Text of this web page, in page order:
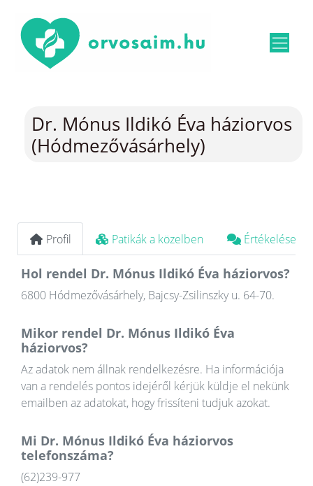
Dr. Mónus Ildikó Éva háziorvos
(Hódmezővásárhely)
Profil Patikák a közelben Értékelések
Hol rendel Dr. Mónus Ildikó Éva háziorvos?
6800 Hódmezővásárhely, Bajcsy-Zsilinszky u. 64-70.
Mikor rendel Dr. Mónus Ildikó Éva
háziorvos?
Az adatok nem állnak rendelkezésre. Ha információja
van a rendelés pontos idejéről kérjük küldje el nekünk
emailben az adatokat, hogy frissíteni tudjuk azokat.
Mi Dr. Mónus Ildikó Éva háziorvos
telefonszáma?
(62)239-977